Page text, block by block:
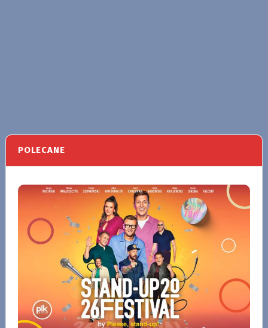
POLECANE